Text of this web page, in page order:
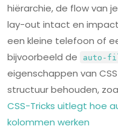
hiërarchie, de flow van
lay-out intact en
een kleine telefoon of
bijvoorbeeld de
auto-
eigenschappen van
structuur behouden,
CSS-Tricks uitlegt hoe
kolommen werken